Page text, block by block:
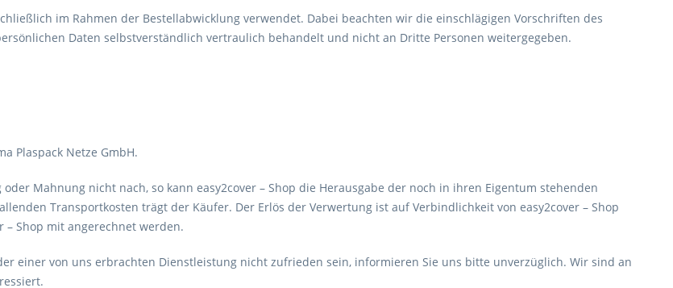
im Rahmen der Bestellabwicklung verwendet. Dabei beachten wir die einschlägigen Vorschriften des
Daten selbstverständlich vertraulich behandelt und nicht an Dritte Personen weitergegeben.
Plaspack Netze GmbH.
Mahnung nicht nach, so kann easy2cover – Shop die Herausgabe der noch in ihren Eigentum stehenden
Transportkosten trägt der Käufer. Der Erlös der Verwertung ist auf Verbindlichkeit von easy2cover – Shop
– Shop mit angerechnet werden.
einer von uns erbrachten Dienstleistung nicht zufrieden sein, informieren Sie uns bitte unverzüglich. Wir sind an